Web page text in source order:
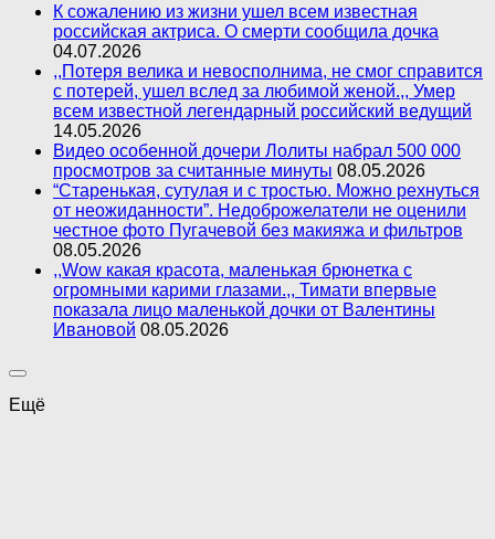
К сожалению из жизни ушел всем известная
российская актриса. О смерти сообщила дочка
04.07.2026
,,Потеря велика и невосполнима, не смог справится
с потерей, ушел вслед за любимой женой.,, Умер
всем известной легендарный российский ведущий
14.05.2026
Видео особенной дочери Лолиты набрал 500 000
просмотров за считанные минуты 08.05.2026
“Старенькая, сутулая и с тростью. Можно рехнуться
от неожиданности”. Недоброжелатели не оценили
честное фото Пугачевой без макияжа и фильтров
08.05.2026
,,Wow какая красота, маленькая брюнетка с
огромными карими глазами.,, Тимати впервые
показала лицо маленькой дочки от Валентины
Ивановой 08.05.2026
Ещё